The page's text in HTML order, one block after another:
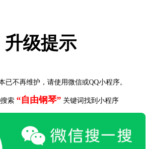
升级提示
已不再维护，请使用微信或QQ小程序。
索 “自由钢琴” 关键词找到小程序